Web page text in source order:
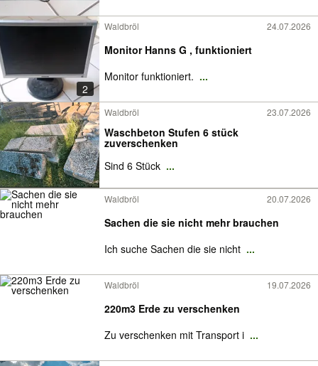
2
Waldbröl 24.07.2026
Monitor Hanns G , funktioniert
Monitor funktioniert. ...
Waldbröl 23.07.2026
Waschbeton Stufen 6 stück
zuverschenken
Sind 6 Stück ...
Waldbröl 20.07.2026
Sachen die sie nicht mehr brauchen
Ich suche Sachen die sie nicht ...
Waldbröl 19.07.2026
220m3 Erde zu verschenken
Zu verschenken mit Transport i ...